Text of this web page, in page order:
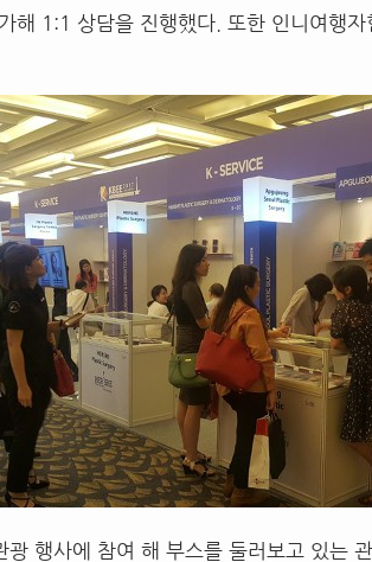
해 1:1 상담을 진행했다 또한 인니여행자
행사에 참여 해 부스를 둘러보고 있는